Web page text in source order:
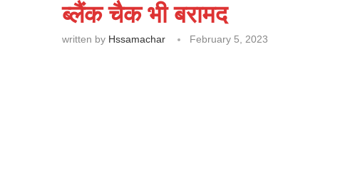
ब्लैंक चैक भी बरामद
written by Hssamachar February 5, 2023